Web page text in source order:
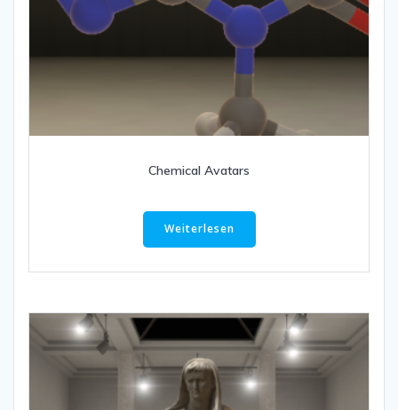
Chemical Avatars
Weiterlesen